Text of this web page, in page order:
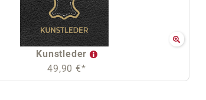
Kunstleder
49,90 €*